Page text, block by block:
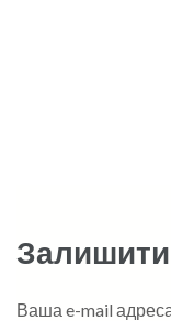
Залишити
Ваша e-mail